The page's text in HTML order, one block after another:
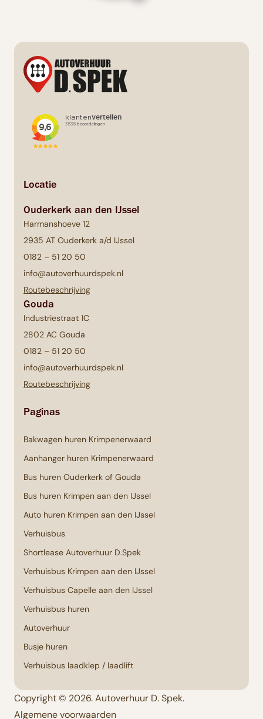
Locatie
Ouderkerk aan den IJssel
Harmanshoeve 12
2935 AT Ouderkerk a/d IJssel
0182 – 51 20 50
info@autoverhuurdspek.nl
Routebeschrijving
Gouda
Industriestraat 1C
2802 AC Gouda
0182 – 51 20 50
info@autoverhuurdspek.nl
Routebeschrijving
Paginas
Bakwagen huren Krimpenerwaard
Aanhanger huren Krimpenerwaard
Bus huren Ouderkerk of Gouda
Bus huren Krimpen aan den IJssel
Auto huren Krimpen aan den IJssel
Verhuisbus
Shortlease Autoverhuur D.Spek
Verhuisbus Krimpen aan den IJssel
Verhuisbus Capelle aan den IJssel
Verhuisbus huren
Autoverhuur
Busje huren
Verhuisbus laadklep / laadlift
Copyright © 2026. Autoverhuur D. Spek.
Algemene voorwaarden